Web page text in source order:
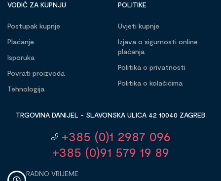
VODIČ ZA KUPNJU
Postupak kupnje
Plaćanje
Isporuka
Povrati proizvoda
Tehnologija
POLITIKE
Uvjeti kupnje
Izjava o sigurnosti online
plaćanja
Politika o privatnosti
Politika o kolačićima
TRGOVINA DANIJEL - SLAVONSKA ULICA 42 10040 ZAGREB
+385 (0)1 2987 096
+385 (0)91 579 19 89
RADNO VRIJEME